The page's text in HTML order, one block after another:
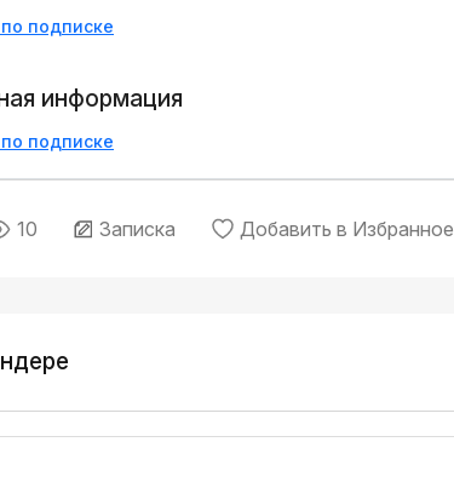
подписке
информация
подписке
10 Записка Добавить в Избранное